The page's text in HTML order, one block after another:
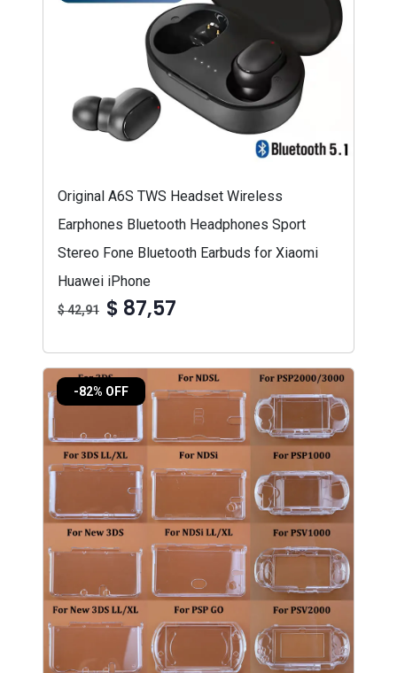
Original A6S TWS Headset Wireless
Earphones Bluetooth Headphones Sport
Stereo Fone Bluetooth Earbuds for Xiaomi
Huawei iPhone
$ 42,91 $ 87,57
-82% OFF